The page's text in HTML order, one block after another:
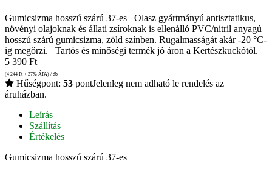
Gumicsizma hosszú szárú 37-es Olasz gyártmányú antisztatikus,
növényi olajoknak és állati zsíroknak is ellenálló PVC/nitril anyagú
hosszú szárú gumicsizma, zöld színben. Rugalmasságát akár -20 °C-
ig megőrzi. Tartós és minőségi termék jó áron a Kertészkuckótól.
5 390 Ft
(4 244 Ft + 27% ÁFA) / db
Hűségpont: 53 pontJelenleg nem adható le rendelés az
áruházban.
Leírás
Szállítás
Értékelés
Gumicsizma hosszú szárú 37-es